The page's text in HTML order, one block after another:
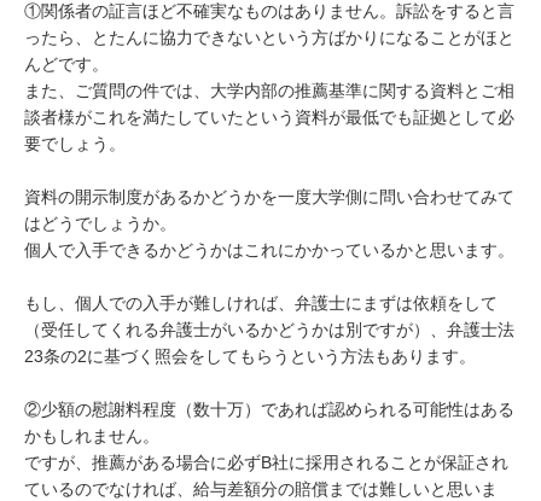
①関係者の証言ほど不確実なものはありません。訴訟をすると言
ったら、とたんに協力できないという方ばかりになることがほと
んどです。
また、ご質問の件では、大学内部の推薦基準に関する資料とご相
談者様がこれを満たしていたという資料が最低でも証拠として必
要でしょう。
資料の開示制度があるかどうかを一度大学側に問い合わせてみて
はどうでしょうか。
個人で入手できるかどうかはこれにかかっているかと思います。
もし、個人での入手が難しければ、弁護士にまずは依頼をして
（受任してくれる弁護士がいるかどうかは別ですが）、弁護士法
23条の2に基づく照会をしてもらうという方法もあります。
②少額の慰謝料程度（数十万）であれば認められる可能性はある
かもしれません。
ですが、推薦がある場合に必ずB社に採用されることが保証され
ているのでなければ、給与差額分の賠償までは難しいと思いま